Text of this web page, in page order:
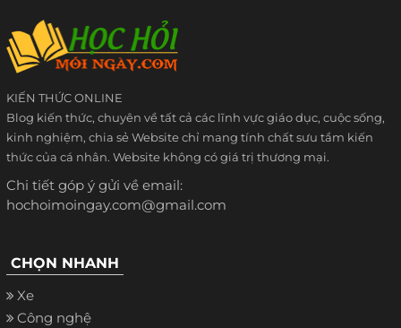
KIẾN THỨC ONLINE
Blog kiến thức, chuyên về tất cả các lĩnh vực giáo dục, cuộc sống,
kinh nghiệm, chia sẻ Website chỉ mang tính chất sưu tầm kiến
thức của cá nhân. Website không có giá trị thương mại.
Chi tiết góp ý gửi về email:
hochoimoingay.com@gmail.com
CHỌN NHANH
Xe
Công nghệ